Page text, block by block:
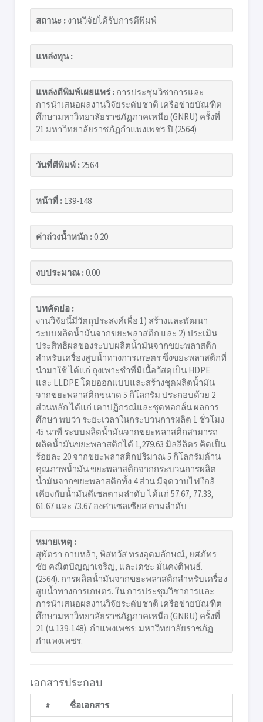
สถานะ : งานวิจัยได้รับการตีพิมพ์
แหล่งทุน :
แหล่งตีพิมพ์เผยแพร่ : การประชุมวิชาการและ
การนำเสนอผลงานวิจัยระดับชาติ เครือข่ายบัณฑิต
ศึกษามหาวิทยาลัยราชภัฏภาคเหนือ (GNRU) ครั้งที่
21 มหาวิทยาลัยราชภัฏกำแพงเพชร ปี (2564)
วันที่ตีพิมพ์ : 2564
หน้าที่ : 139-148
ค่าถ่วงน้ำหนัก :0.20
งบประมาณ :0.00
บทคัดย่อ :
งานวิจัยนี้มีวัตถุประสงค์เพื่อ 1) สร้างและพัฒนา
ระบบผลิตน้ำมันจากขยะพลาสติก และ 2) ประเมิน
ประสิทธิผลของระบบผลิตน้ำมันจากขยะพลาสติก
สำหรับเครื่องสูบน้ำทางการเกษตร ซึ่งขยะพลาสติกที่
นำมาใช้ ได้แก่ ถุงเพาะชำที่มีเนื้อวัสดุเป็น HDPE
และ LLDPE โดยออกแบบและสร้างชุดผลิตน้ำมัน
จากขยะพลาสติกขนาด 5 กิโลกรัม ประกอบด้วย 2
ส่วนหลัก ได้แก่ เตาปฏิกรณ์และชุดหอกลั่น ผลการ
ศึกษา พบว่า ระยะเวลาในกระบวนการผลิต 1 ชั่วโมง
45 นาที ระบบผลิตน้ำมันจากขยะพลาสติกสามารถ
ผลิตน้ำมันขยะพลาสติกได้ 1,279.63 มิลลิลิตร คิดเป็น
ร้อยละ 20 จากขยะพลาสติกปริมาณ 5 กิโลกรัมด้าน
คุณภาพน้ำมัน ขยะพลาสติกจากกระบวนการผลิต
น้ำมันจากขยะพลาสติกทั้ง 4 ส่วน มีจุดวาบไฟใกล้
เคียงกับน้ำมันดีเซลตามลำดับ ได้แก่ 57.67, 77.33,
61.67 และ 73.67 องศาเซลเซียส ตามลำดับ
หมายเหตุ :
สุพัตรา กาบหล้า, พิสทวัส ทรงอุดมลักษณ์, ยศภัทร
ชัย คณิตปัญญาเจริญ, และเดชะ มั่นคงติพนธ์.
(2564). การผลิตน้ำมันจากขยะพลาสติกสำหรับเครื่อง
สูบน้ำทางการเกษตร. ใน การประชุมวิชาการและ
การนำเสนอผลงานวิจัยระดับชาติ เครือข่ายบัณฑิต
ศึกษามหาวิทยาลัยราชภัฏภาคเหนือ (GNRU) ครั้งที่
21 (น.139-148). กำแพงเพชร: มหาวิทยาลัยราชภัฏ
กำแพงเพชร.
เอกสารประกอบ
# ชื่อเอกสาร